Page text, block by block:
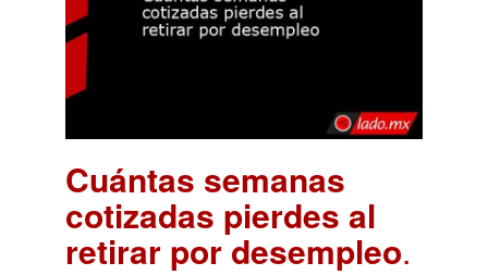
Cuántas semanas
cotizadas pierdes al
retirar por desempleo.